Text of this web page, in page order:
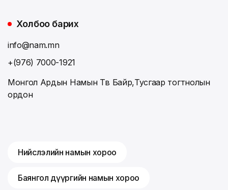
Холбоо барих
info@nam.mn
+(976) 7000-1921
Монгол Ардын Намын Төв Байр,Тусгаар тогтнолын
ордон
Нийслэлийн намын хороо
Баянгол дүүргийн намын хороо